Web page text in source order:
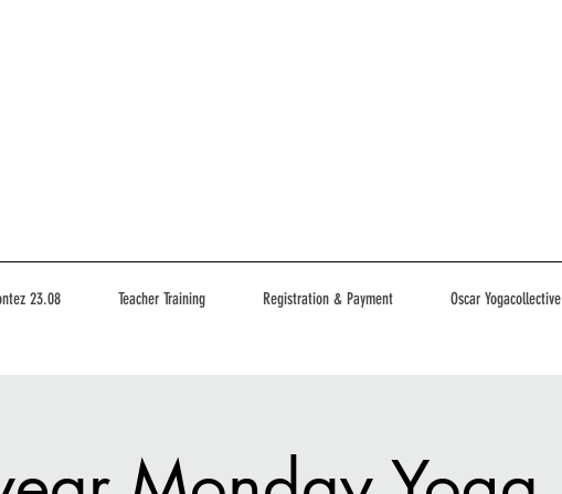
23.08 Teacher Training Registration & Payment Oscar Yogacollective